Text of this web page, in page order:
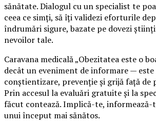
sănătate. Dialogul cu un specialist te
ceea ce simți, să îți validezi eforturile
îndrumări sigure, bazate pe dovezi
nevoilor tale.
Caravana medicală „Obezitatea este o
decât un eveniment de informare —
conștientizare, prevenție și grijă față de
Prin accesul la evaluări gratuite și la
făcut contează. Implică-te, informează-
unui început mai sănătos.